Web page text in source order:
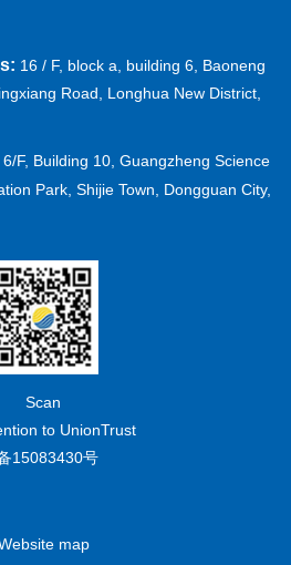
16 / F, block a, building 6, Baoneng
Road, Longhua New District,
6/F, Building 10, Guangzheng Science
Park, Shijie Town, Dongguan City,
Scan
to UnionTrust
15083430号
and Technology Co., Ltd.
map